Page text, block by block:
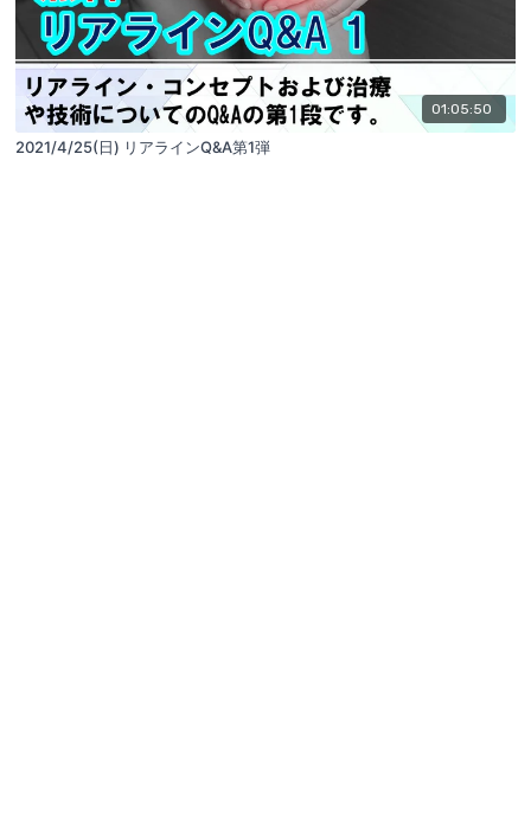
01:05:50
2021/4/25(日) リアラインQ&A第1弾